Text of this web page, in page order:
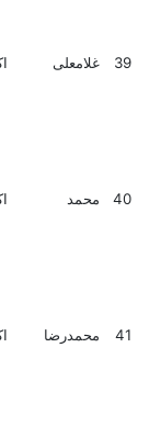
اکبری
اکبری اصل